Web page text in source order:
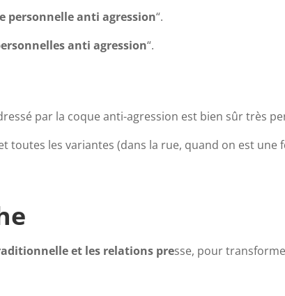
personnelle anti agression“.
anti agression“.
par la coque anti-agression est bien sûr très
toutes les variantes (dans la rue, quand on est une
et les relations presse, pour